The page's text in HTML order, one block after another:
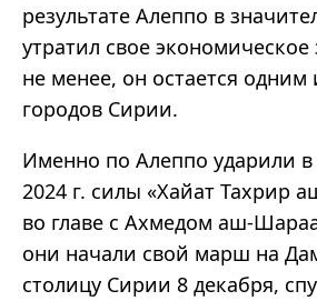
результате Алеппо в
утратил свое
не менее, он остается
городов Сирии.
Именно по Алеппо ударили
2024 г. силы «Хайат Тахрир
во главе с Ахмедом аш-
они начали свой марш на
столицу Сирии 8 декабря,